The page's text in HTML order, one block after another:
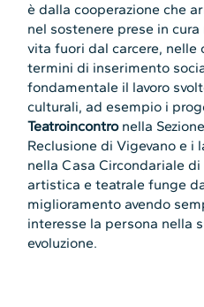
è dalla cooperazione che
nel sostenere prese in
vita fuori dal carcere, nelle
termini di inserimento
fondamentale il lavoro
culturali, ad esempio i
Teatroincontronella
Reclusione di Vigevano e i
nella Casa Circondariale di
artistica e teatrale funge
miglioramento avendo
interesse la persona nella
evoluzione.